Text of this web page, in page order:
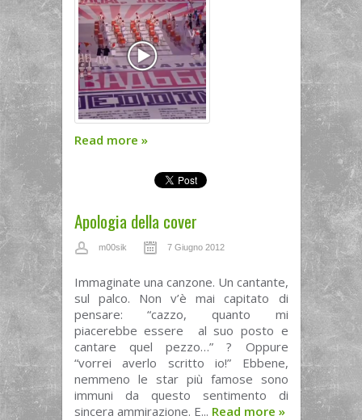
Read more »
Apologia della cover
m00sik 7 Giugno 2012
Immaginate una canzone. Un cantante,
sul palco. Non v’è mai capitato di
pensare: “cazzo, quanto mi
piacerebbe essere al suo posto e
cantare quel pezzo…” ? Oppure
“vorrei averlo scritto io!” Ebbene,
nemmeno le star più famose sono
immuni da questo sentimento di
sincera ammirazione. E... Read more »